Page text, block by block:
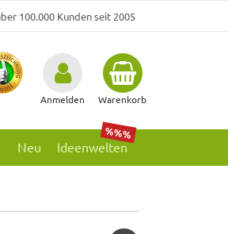
100.000 Kunden seit 2005
Anmelden Warenkorb
Ideenwelten
%%%
Neu